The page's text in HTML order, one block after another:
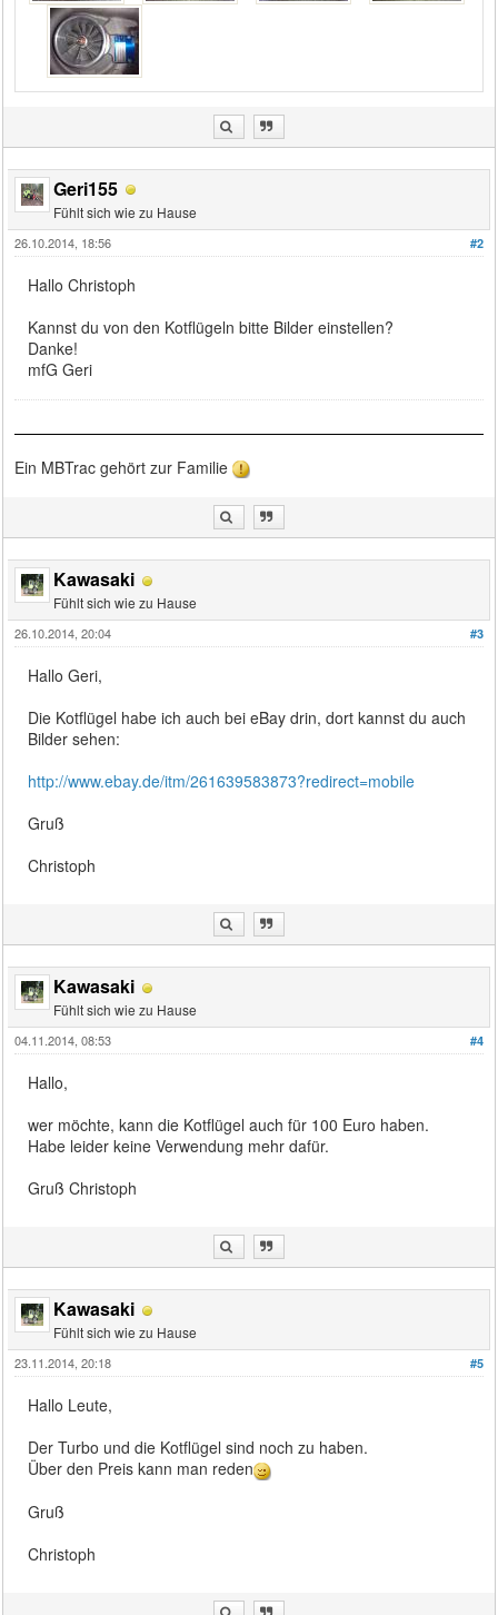
Geri155
Fühlt sich wie zu Hause
#2
26.10.2014, 18:56
Hallo Christoph
Kannst du von den Kotflügeln bitte Bilder einstellen?
Danke!
mfG Geri
Ein MBTrac gehört zur Familie
Kawasaki
Fühlt sich wie zu Hause
#3
26.10.2014, 20:04
Hallo Geri,
Die Kotflügel habe ich auch bei eBay drin, dort kannst du auch
Bilder sehen:
http://www.ebay.de/itm/261639583873?redirect=mobile
Gruß
Christoph
Kawasaki
Fühlt sich wie zu Hause
#4
04.11.2014, 08:53
Hallo,
wer möchte, kann die Kotflügel auch für 100 Euro haben.
Habe leider keine Verwendung mehr dafür.
Gruß Christoph
Kawasaki
Fühlt sich wie zu Hause
#5
23.11.2014, 20:18
Hallo Leute,
Der Turbo und die Kotflügel sind noch zu haben.
Über den Preis kann man reden
Gruß
Christoph